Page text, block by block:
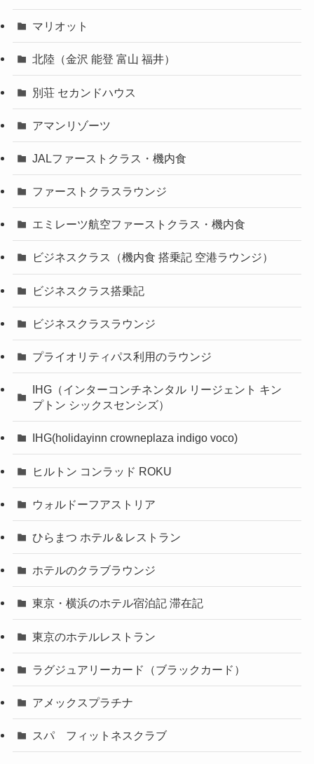
マリオット
北陸（金沢 能登 富山 福井）
別荘 セカンドハウス
アマンリゾーツ
JALファーストクラス・機内食
ファーストクラスラウンジ
エミレーツ航空ファーストクラス・機内食
ビジネスクラス（機内食 搭乗記 空港ラウンジ）
ビジネスクラス搭乗記
ビジネスクラスラウンジ
プライオリティパス利用のラウンジ
IHG（インターコンチネンタル リージェント キン
プトン シックスセンシズ）
IHG(holidayinn crowneplaza indigo voco)
ヒルトン コンラッド ROKU
ウォルドーフアストリア
ひらまつ ホテル＆レストラン
ホテルのクラブラウンジ
東京・横浜のホテル宿泊記 滞在記
東京のホテルレストラン
ラグジュアリーカード（ブラックカード）
アメックスプラチナ
スパ フィットネスクラブ